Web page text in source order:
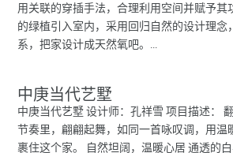
用关联的穿插手法，合理利用空间并赋予其
的绿植引入室内，采用回归自然的设计理念
系，把家设计成天然氧吧。...
中庚当代艺墅
中庚当代艺墅 设计师：孔祥雪 项目描述：
节奏里，翩翩起舞，如同一首咏叹调，用温
裹住这个家。 自然坦阔，温暖心居 通透的